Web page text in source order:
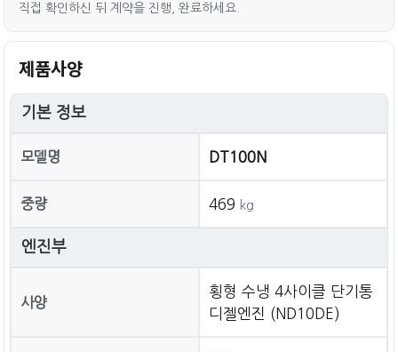
직접 확인하신 뒤 계약을 진행, 완료하세요.
제품사양
기본 정보
모델명 DT100N
중량 469 kg
엔진부
사양
횡형 수냉 4사이클 단기통
디젤엔진 (ND10DE)